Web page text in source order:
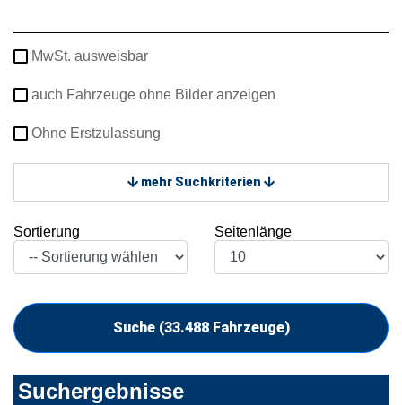
MwSt. ausweisbar
auch Fahrzeuge ohne Bilder anzeigen
Ohne Erstzulassung
mehr Suchkriterien
Sortierung Seitenlänge
Suche (33.488Fahrzeuge)
Suchergebnisse